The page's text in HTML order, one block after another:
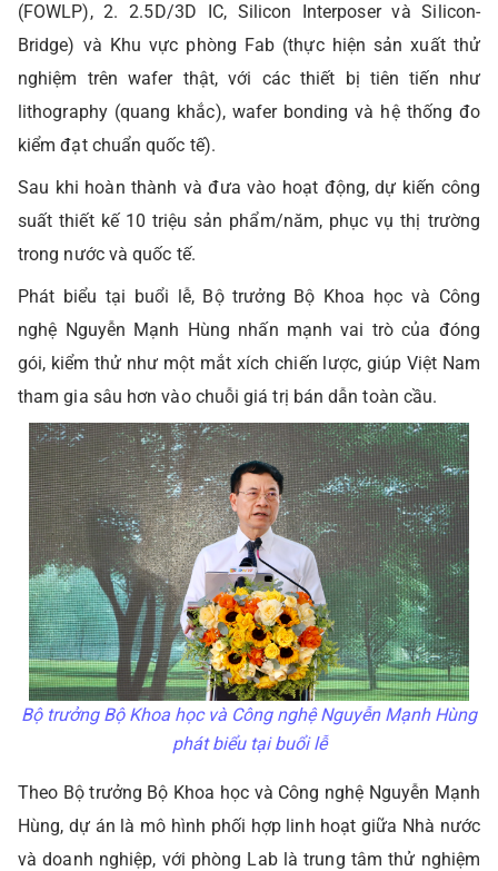
(FOWLP), 2. 2.5D/3D IC, Silicon Interposer và Silicon-
Bridge) và Khu vực phòng Fab (thực hiện sản xuất thử
nghiệm trên wafer thật, với các thiết bị tiên tiến như
lithography (quang khắc), wafer bonding và hệ thống đo
kiểm đạt chuẩn quốc tế).
Sau khi hoàn thành và đưa vào hoạt động, dự kiến công
suất thiết kế 10 triệu sản phẩm/năm, phục vụ thị trường
trong nước và quốc tế.
Phát biểu tại buổi lễ, Bộ trưởng Bộ Khoa học và Công
nghệ Nguyễn Mạnh Hùng nhấn mạnh vai trò của đóng
gói, kiểm thử như một mắt xích chiến lược, giúp Việt Nam
tham gia sâu hơn vào chuỗi giá trị bán dẫn toàn cầu.
Bộ trưởng Bộ Khoa học và Công nghệ Nguyễn Mạnh Hùng
phát biểu tại buổi lễ
Theo Bộ trưởng Bộ Khoa học và Công nghệ Nguyễn Mạnh
Hùng, dự án là mô hình phối hợp linh hoạt giữa Nhà nước
và doanh nghiệp, với phòng Lab là trung tâm thử nghiệm